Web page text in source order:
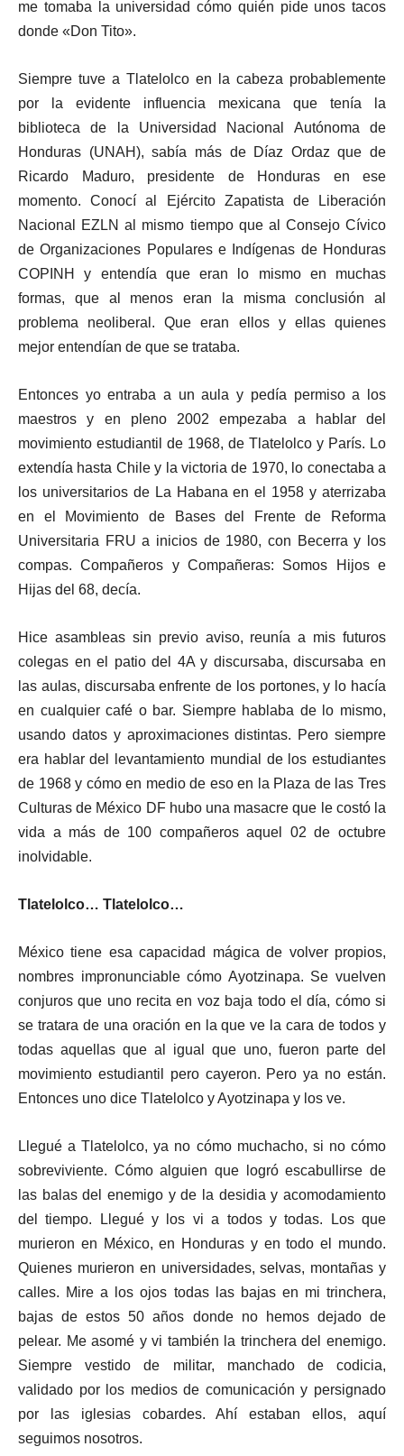
me tomaba la universidad cómo quién pide unos tacos
donde «Don Tito».
Siempre tuve a Tlatelolco en la cabeza probablemente
por la evidente influencia mexicana que tenía la
biblioteca de la Universidad Nacional Autónoma de
Honduras (UNAH), sabía más de Díaz Ordaz que de
Ricardo Maduro, presidente de Honduras en ese
momento. Conocí al Ejército Zapatista de Liberación
Nacional EZLN al mismo tiempo que al Consejo Cívico
de Organizaciones Populares e Indígenas de Honduras
COPINH y entendía que eran lo mismo en muchas
formas, que al menos eran la misma conclusión al
problema neoliberal. Que eran ellos y ellas quienes
mejor entendían de que se trataba.
Entonces yo entraba a un aula y pedía permiso a los
maestros y en pleno 2002 empezaba a hablar del
movimiento estudiantil de 1968, de Tlatelolco y París. Lo
extendía hasta Chile y la victoria de 1970, lo conectaba a
los universitarios de La Habana en el 1958 y aterrizaba
en el Movimiento de Bases del Frente de Reforma
Universitaria FRU a inicios de 1980, con Becerra y los
compas. Compañeros y Compañeras: Somos Hijos e
Hijas del 68, decía.
Hice asambleas sin previo aviso, reunía a mis futuros
colegas en el patio del 4A y discursaba, discursaba en
las aulas, discursaba enfrente de los portones, y lo hacía
en cualquier café o bar. Siempre hablaba de lo mismo,
usando datos y aproximaciones distintas. Pero siempre
era hablar del levantamiento mundial de los estudiantes
de 1968 y cómo en medio de eso en la Plaza de las Tres
Culturas de México DF hubo una masacre que le costó la
vida a más de 100 compañeros aquel 02 de octubre
inolvidable.
Tlatelolco… Tlatelolco…
México tiene esa capacidad mágica de volver propios,
nombres impronunciable cómo Ayotzinapa. Se vuelven
conjuros que uno recita en voz baja todo el día, cómo si
se tratara de una oración en la que ve la cara de todos y
todas aquellas que al igual que uno, fueron parte del
movimiento estudiantil pero cayeron. Pero ya no están.
Entonces uno dice Tlatelolco y Ayotzinapa y los ve.
Llegué a Tlatelolco, ya no cómo muchacho, si no cómo
sobreviviente. Cómo alguien que logró escabullirse de
las balas del enemigo y de la desidia y acomodamiento
del tiempo. Llegué y los vi a todos y todas. Los que
murieron en México, en Honduras y en todo el mundo.
Quienes murieron en universidades, selvas, montañas y
calles. Mire a los ojos todas las bajas en mi trinchera,
bajas de estos 50 años donde no hemos dejado de
pelear. Me asomé y vi también la trinchera del enemigo.
Siempre vestido de militar, manchado de codicia,
validado por los medios de comunicación y persignado
por las iglesias cobardes. Ahí estaban ellos, aquí
seguimos nosotros.